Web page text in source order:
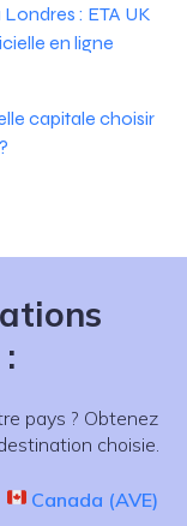
: ETA UK
en ligne
capitale choisir
pays ? Obtenez
choisie.
Canada (AVE)